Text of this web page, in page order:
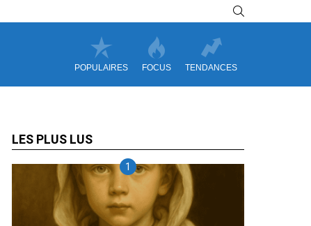
POPULAIRES FOCUS TENDANCES
LES PLUS LUS